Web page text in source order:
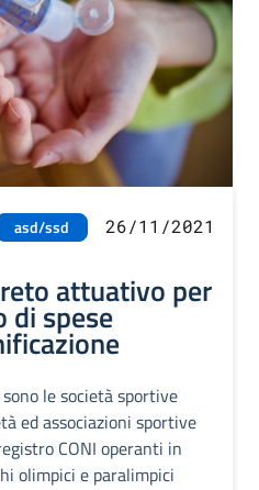
asd/ssd 26/11/2021
attuativo per
di spese
le società sportive
ed associazioni sportive
CONI operanti in
olimpici e paralimpici